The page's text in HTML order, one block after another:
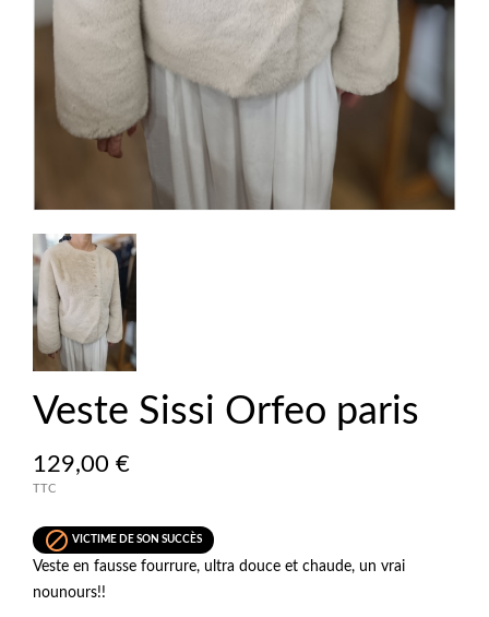
Veste Sissi Orfeo paris
129,00 €
TTC
 VICTIME DE SON SUCCÈS
Veste en fausse fourrure, ultra douce et chaude, un vrai
nounours!!